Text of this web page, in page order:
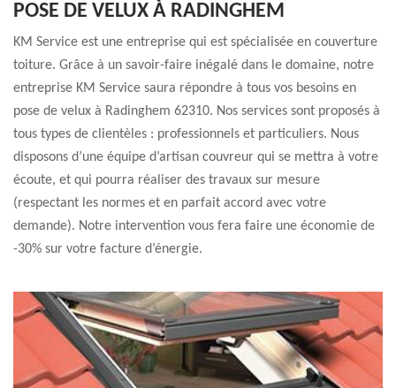
POSE DE VELUX À RADINGHEM
KM Service est une entreprise qui est spécialisée en couverture
toiture. Grâce à un savoir-faire inégalé dans le domaine, notre
entreprise KM Service saura répondre à tous vos besoins en
pose de velux à Radinghem 62310. Nos services sont proposés à
tous types de clientèles : professionnels et particuliers. Nous
disposons d’une équipe d’artisan couvreur qui se mettra à votre
écoute, et qui pourra réaliser des travaux sur mesure
(respectant les normes et en parfait accord avec votre
demande). Notre intervention vous fera faire une économie de
-30% sur votre facture d’énergie.